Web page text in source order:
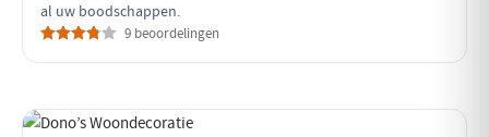
al uw boodschappen.
9 beoordelingen